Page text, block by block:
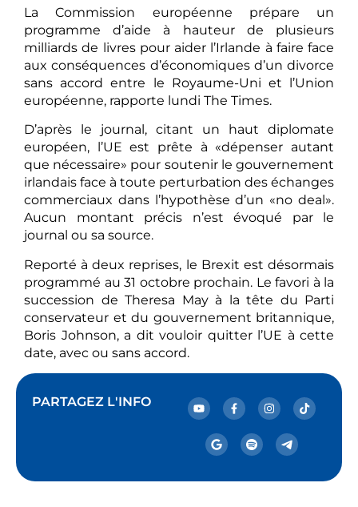
La Commission européenne prépare un
programme d’aide à hauteur de plusieurs
milliards de livres pour aider l’Irlande à faire face
aux conséquences d’économiques d’un divorce
sans accord entre le Royaume-Uni et l’Union
européenne, rapporte lundi The Times.
D’après le journal, citant un haut diplomate
européen, l’UE est prête à «dépenser autant
que nécessaire» pour soutenir le gouvernement
irlandais face à toute perturbation des échanges
commerciaux dans l’hypothèse d’un «no deal».
Aucun montant précis n’est évoqué par le
journal ou sa source.
Reporté à deux reprises, le Brexit est désormais
programmé au 31 octobre prochain. Le favori à la
succession de Theresa May à la tête du Parti
conservateur et du gouvernement britannique,
Boris Johnson, a dit vouloir quitter l’UE à cette
date, avec ou sans accord.
PARTAGEZ L'INFO